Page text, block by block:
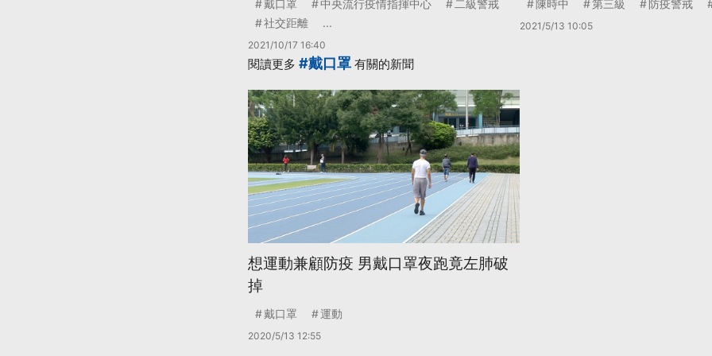
戴口罩 中央流行疫情指揮中心
二級警戒
社交距離
...
2021/10/17 16:40
陳時中 第三級 防疫警戒
2021/5/13 10:05
閱讀更多 #戴口罩 有關的新聞
想運動兼顧防疫 男戴口罩夜跑竟左肺破
掉
戴口罩 運動
2020/5/13 12:55